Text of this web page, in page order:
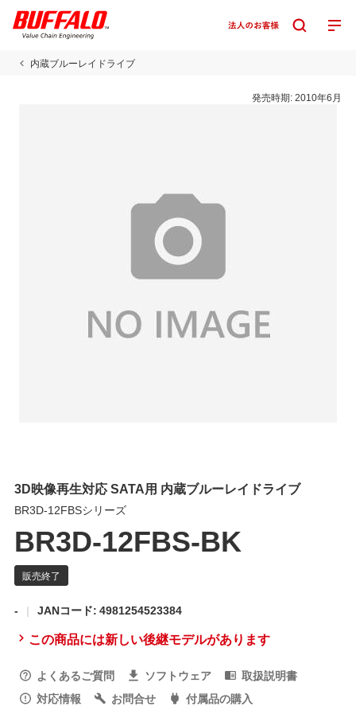
内蔵ブルーレイドライブ
発売時期:2010年6月
3D映像再生対応 SATA用 内蔵ブルーレイドライブ
BR3D-12FBSシリーズ
BR3D-12FBS-BK
- JANコード: 4981254523384
この商品には新しい後継モデルがあります
よくあるご質問 ソフトウェア
取扱説明書
対応情報
お問合せ 付属品の購入